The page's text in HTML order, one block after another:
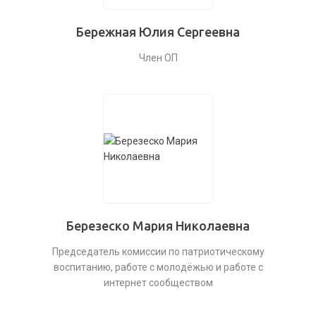
Бережная Юлия Сергеевна
Член ОП
Березеско Мария Николаевна
Председатель комиссии по патриотическому
воспитанию, работе с молодёжью и работе с
интернет сообществом